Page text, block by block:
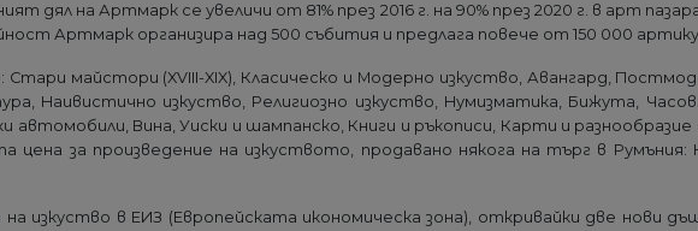
дял на Артмарк се увеличи от 81% през 2016 г. на 90% през 2020 г. в арт
Артмарк организира над 500 събития и предлага повече от 150 000
майстори (XVIII-XIX), Класическо и Модерно изкуство, Авангард,
Наивистично изкуство, Религиозно изкуство, Нумизматика, Бижута,
автомобили, Вина, Уиски и шампанско, Книги и ръкописи, Карти и
за произведение на изкуството, продавано някога на търг в Румъния:
изкуство в ЕИЗ (Европейската икономическа зона), откривайки две нови